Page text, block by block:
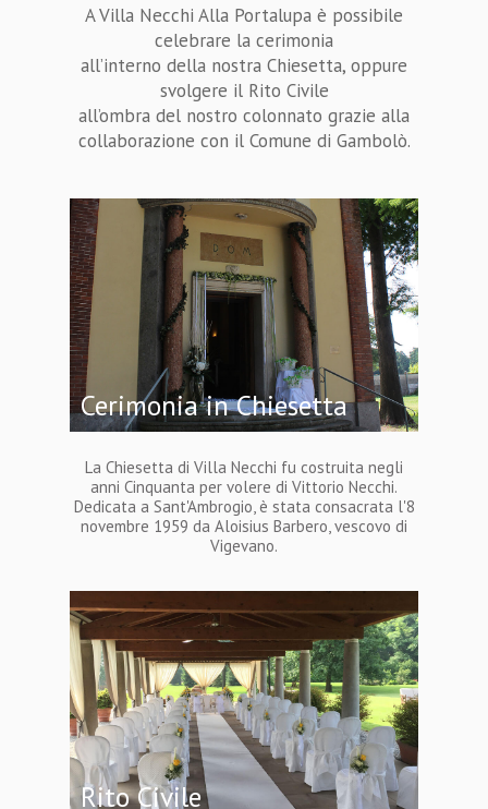
A Villa Necchi Alla Portalupa è possibile
celebrare la cerimonia
all’interno della nostra Chiesetta, oppure
svolgere il Rito Civile
all’ombra del nostro colonnato grazie alla
collaborazione con il Comune di Gambolò.
Cerimonia in Chiesetta
La Chiesetta di Villa Necchi fu costruita negli
anni Cinquanta per volere di Vittorio Necchi.
Dedicata a Sant'Ambrogio, è stata consacrata l'8
novembre 1959 da Aloisius Barbero, vescovo di
Vigevano.
Rito Civile